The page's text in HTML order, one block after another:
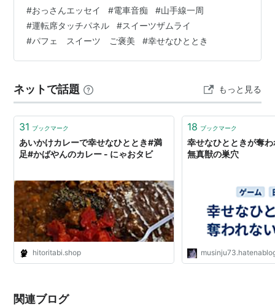
く」という方向が逆の時ってありませんか^^;？ いざ電車
に乗って（こっち側に）出発～、とか思ってたら逆方向
にスウッと走り出すこととか(≡；ﾟдﾟ) そんな時おわっ！
って思いません^^;？ﾜﾀｼﾀﾞｹ? 自分の中の方位磁針が狂わ
#おっさんエッセイ #電車音痴 #山手線一周
#運転席タッチパネル #スイーツザムライ
#パフェ スイーツ ご褒美 #幸せなひととき
ネットで話題 もっと見る
31 ブックマーク
あいかけカレーで幸せなひととき#満
足#かばやんのカレー - にゃおタビ
hitoritabi.shop
18 ブックマーク
幸せなひとときが奪
無真獣の巣穴
関連ブログ